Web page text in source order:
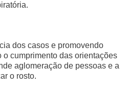
dos casos e promovendo
cumprimento das orientações
aglomeração de pessoas e a
o rosto.